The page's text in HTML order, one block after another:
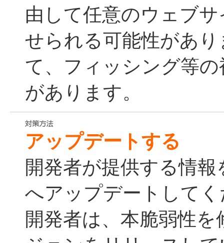
由して任意のウェブ
せられる可能性があ
て、フィッシング等
があります。
アップデートする
開発者が提供する情
へアップデートして
開発者は、本脆弱性